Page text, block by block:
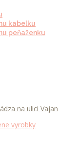
kabelku
peňaženku
na ulici